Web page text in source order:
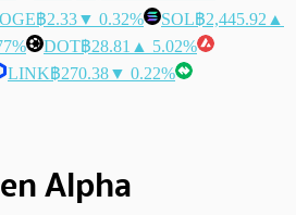
฿2.33▼ 0.32% SOL฿2,445.92 ▲
DOT฿28.81 ▲ 5.02%
LINK฿270.38▼ 0.22%
Alpha